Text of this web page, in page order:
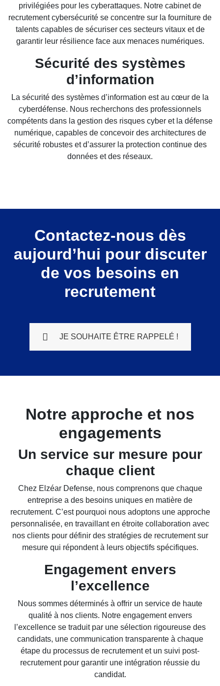
privilégiées pour les cyberattaques. Notre cabinet de
recrutement cybersécurité se concentre sur la fourniture de
talents capables de sécuriser ces secteurs vitaux et de
garantir leur résilience face aux menaces numériques.
Sécurité des systèmes
d’information
La sécurité des systèmes d’information est au cœur de la
cyberdéfense. Nous recherchons des professionnels
compétents dans la gestion des risques cyber et la défense
numérique, capables de concevoir des architectures de
sécurité robustes et d’assurer la protection continue des
données et des réseaux.
Contactez-nous dès
aujourd’hui pour discuter
de vos besoins en
recrutement
JE SOUHAITE ÊTRE RAPPELÉ !
Notre approche et nos
engagements
Un service sur mesure pour
chaque client
Chez Elzéar Defense, nous comprenons que chaque
entreprise a des besoins uniques en matière de
recrutement. C’est pourquoi nous adoptons une approche
personnalisée, en travaillant en étroite collaboration avec
nos clients pour définir des stratégies de recrutement sur
mesure qui répondent à leurs objectifs spécifiques.
Engagement envers
l’excellence
Nous sommes déterminés à offrir un service de haute
qualité à nos clients. Notre engagement envers
l’excellence se traduit par une sélection rigoureuse des
candidats, une communication transparente à chaque
étape du processus de recrutement et un suivi post-
recrutement pour garantir une intégration réussie du
candidat.